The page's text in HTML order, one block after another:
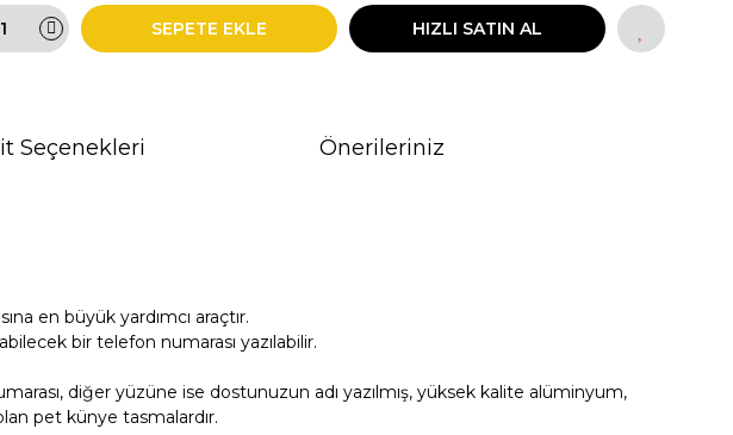
SEPETE EKLE HIZLI SATIN AL
Seçenekleri Önerileriniz
en büyük yardımcı araçtır.
bir telefon numarası yazılabilir.
diğer yüzüne ise dostunuzun adı yazılmış, yüksek kalite alüminyum,
pet künye tasmalardır.